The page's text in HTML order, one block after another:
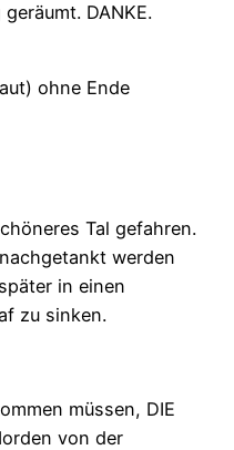
DANKE.
ohne Ende
Tal gefahren.
werden
in einen
zu sinken.
müssen, DIE
von der